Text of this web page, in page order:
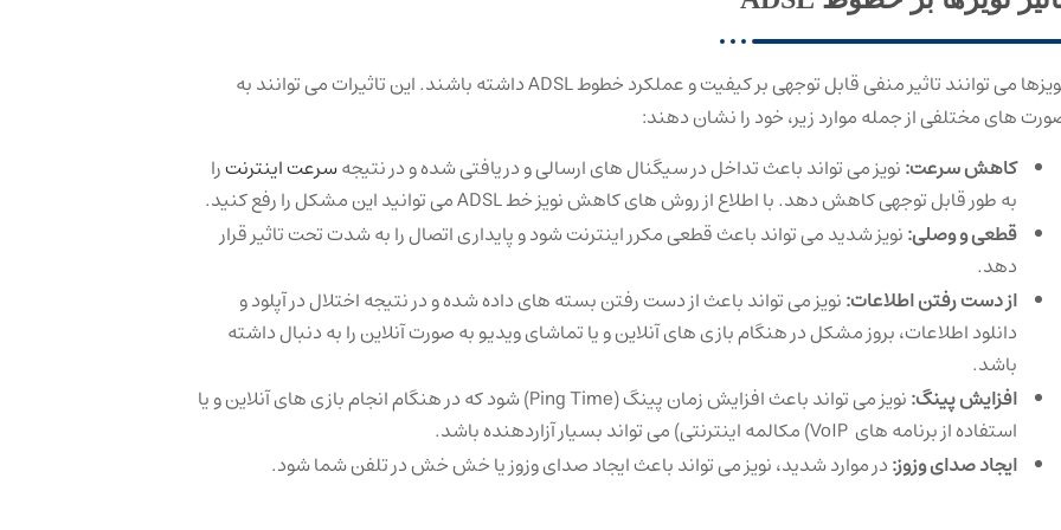
نویزها می توانند تاثیر منفی قابل توجهی بر کیفیت و عملکرد خطوط ADSL داشته باشند. این تاثیرات می توانند به
های مختلفی از جمله موارد زیر، خود را نشان دهند:
کاهش سرعت:نویز می تواند باعث تداخل در سیگنال های ارسالی و دریافتی شده و در نتیجهسرعت اینترنترا
به طور قابل توجهی کاهش دهد. با اطلاع از روش های کاهش نویز خط ADSL می توانید این مشکل را رفع کنید.
قطعی و وصلی:نویز شدید می تواند باعث قطعی مکرر اینترنت شود و پایداری اتصال را به شدت تحت تاثیر قرار
دهد.
از دست رفتن اطلاعات:نویز می تواند باعث از دست رفتن بسته های داده شده و در نتیجه اختلال در آپلود و
دانلود اطلاعات، بروز مشکل در هنگام بازی های آنلاین و یا تماشای ویدیو به صورت آنلاین را به دنبال داشته
باشد.
افزایش پینگ:
نویز می تواند باعث افزایش زمان پینگ (Ping Time) شود که در هنگام انجام بازی های آنلاین و یا
استفاده از برنامه های VoIP) مکالمه اینترنتی) می تواند بسیار آزاردهنده باشد.
ایجاد صدای وزوز:در موارد شدید، نویز می تواند باعث ایجاد صدای وزوز یا خش خش در تلفن شما شود.